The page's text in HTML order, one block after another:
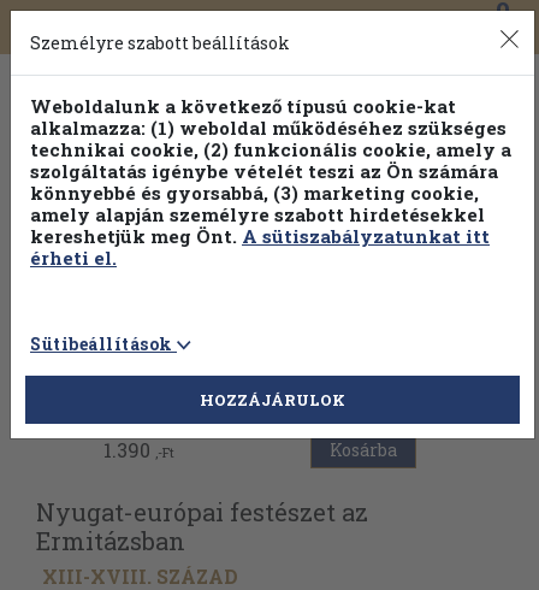
Toggle
navigation
0
Vissza az előző oldalra
1.390 ,-Ft Kosárba
Nyugat-európai festészet az
Ermitázsban
XIII-XVIII. SZÁZAD
Személyre szabott beállítások
Weboldalunk a következő típusú cookie-kat
alkalmazza: (1) weboldal működéséhez szükséges
technikai cookie, (2) funkcionális cookie, amely a
szolgáltatás igénybe vételét teszi az Ön számára
könnyebbé és gyorsabbá, (3) marketing cookie,
amely alapján személyre szabott hirdetésekkel
kereshetjük meg Önt. A sütiszabályzatunkat itt
érheti el.
Sütibeállítások
HOZZÁJÁRULOK